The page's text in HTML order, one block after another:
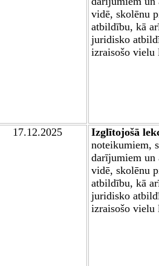
vidē, skolēnu
atbildību, kā
juridisko
izraisošo vielu
17.12.2025
Izglītojošā
noteikumiem,
darījumiem un
vidē, skolēnu
atbildību, kā
juridisko
izraisošo vielu